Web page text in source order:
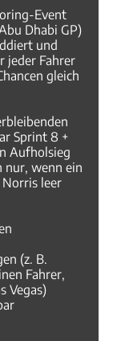
Event
Dhabi GP)
und
jeder Fahrer
gleich
Sprint 8 +
Aufholsieg
nur, wenn ein
leer
(z. B.
Fahrer,
Vegas)